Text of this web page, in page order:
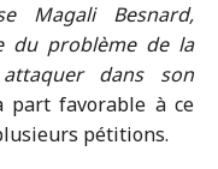
Magali Besnard,
du problème de la
dans son
favorable à ce
pétitions.